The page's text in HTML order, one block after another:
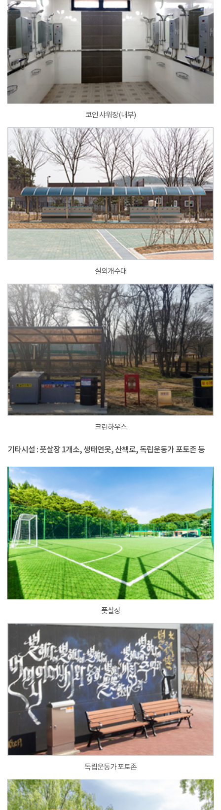
코인 샤워장(내부)
실외개수대
크린하우스
기타시설 : 풋살장 1개소, 생태연못, 산책로, 독립운동가 포토존 등
풋살장
독립운동가 포토존